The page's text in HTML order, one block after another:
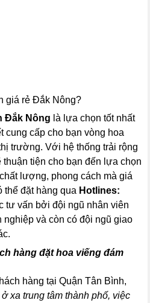
giá rẻ Đắk Nông?
Đắk Nông là lựa chọn tốt nhất
cung cấp cho bạn vòng hoa
trường. Với hệ thống trải rộng
thuận tiện cho bạn đến lựa chọn
lượng, phong cách mà giá
thể đặt hàng qua Hotlines:
tư vấn bởi đội ngũ nhân viên
nghiệp và còn có đội ngũ giao
hàng đặt hoa viếng đám
hàng tại Quận Tân Bình,
xa trung tâm thành phố, việc